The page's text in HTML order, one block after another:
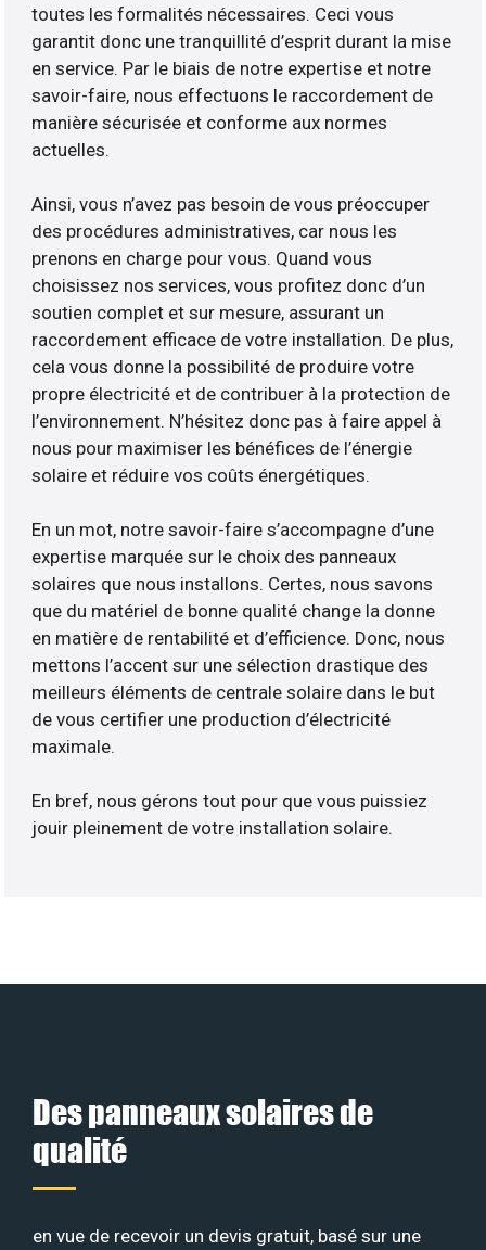
toutes les formalités nécessaires. Ceci vous
garantit donc une tranquillité d’esprit durant la mise
en service. Par le biais de notre expertise et notre
savoir-faire, nous effectuons le raccordement de
manière sécurisée et conforme aux normes
actuelles.
Ainsi, vous n’avez pas besoin de vous préoccuper
des procédures administratives, car nous les
prenons en charge pour vous. Quand vous
choisissez nos services, vous profitez donc d’un
soutien complet et sur mesure, assurant un
raccordement efficace de votre installation. De plus,
cela vous donne la possibilité de produire votre
propre électricité et de contribuer à la protection de
l’environnement. N’hésitez donc pas à faire appel à
nous pour maximiser les bénéfices de l’énergie
solaire et réduire vos coûts énergétiques.
En un mot, notre savoir-faire s’accompagne d’une
expertise marquée sur le choix des panneaux
solaires que nous installons. Certes, nous savons
que du matériel de bonne qualité change la donne
en matière de rentabilité et d’efficience. Donc, nous
mettons l’accent sur une sélection drastique des
meilleurs éléments de centrale solaire dans le but
de vous certifier une production d’électricité
maximale.
En bref, nous gérons tout pour que vous puissiez
jouir pleinement de votre installation solaire.
Des panneaux solaires de
qualité
en vue de recevoir un devis gratuit, basé sur une